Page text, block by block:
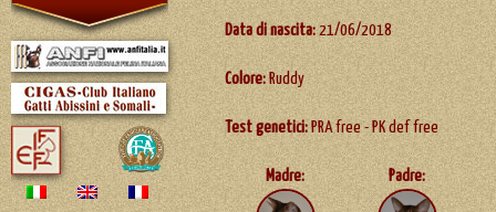
Data di nascita:21/06/2018
Colore: Ruddy
Test genetici:PRA free - PK def free
Madre: Padre: